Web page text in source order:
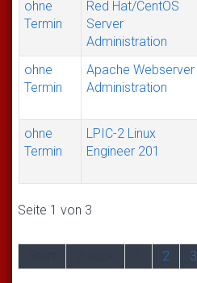
ohne
Termin
Red Hat/CentOS
Server
Administration
ohne
Termin
Apache Webserver
Administration
ohne
Termin
LPIC-2 Linux
Engineer 201
Seite 1 von 3
2 3